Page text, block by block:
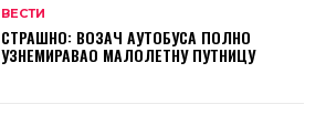
ВЕСТИ
СТРАШНО: ВОЗАЧ АУТОБУСА ПОЛНО
УЗНЕМИРАВАО МАЛОЛЕТНУ ПУТНИЦУ